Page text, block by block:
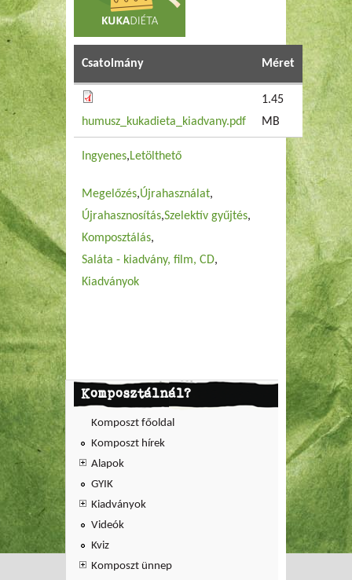
Csatolmány Méret
humusz_kukadieta_kiadvany.pdf
1.45
MB
Ingyenes Letölthető
Megelőzés Újrahasználat
Újrahasznosítás Szelektív gyűjtés
Komposztálás
Saláta - kiadvány, film, CD
Kiadványok
Komposztálnál?
Komposzt főoldal
Komposzt hírek
Alapok
GYIK
Kiadványok
Videók
Kviz
Komposzt ünnep